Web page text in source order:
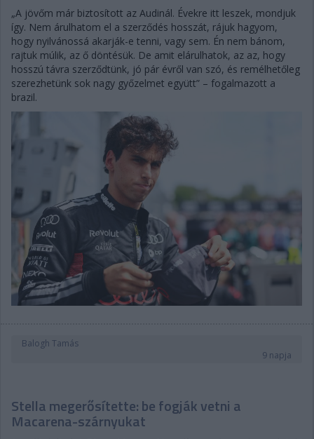
„A jövőm már biztosított az Audinál. Évekre itt leszek, mondjuk
így. Nem árulhatom el a szerződés hosszát, rájuk hagyom,
hogy nyilvánossá akarják-e tenni, vagy sem. Én nem bánom,
rajtuk múlik, az ő döntésük. De amit elárulhatok, az az, hogy
hosszú távra szerződtünk, jó pár évről van szó, és remélhetőleg
szerezhetünk sok nagy győzelmet együtt” – fogalmazott a
brazil.
Balogh Tamás
9 napja
Stella megerősítette: be fogják vetni a
Macarena-szárnyukat